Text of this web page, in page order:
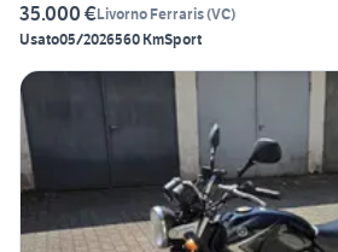
35.000 €Livorno Ferraris(VC)
Usato05/2026560 KmSport